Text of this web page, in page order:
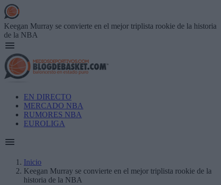
Skip
to
main
content
Keegan Murray se convierte en el mejor triplista rookie de la historia
de la NBA
Main
navigation
EN DIRECTO
MERCADO NBA
RUMORES NBA
EUROLIGA
Breadcrumb
Inicio
Keegan Murray se convierte en el mejor triplista rookie de la
historia de la NBA